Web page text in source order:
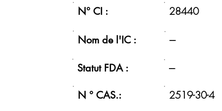
N° CI : 28440
Nom de l'IC : ---
Statut FDA : ---
N ° CAS.: 2519-30-4